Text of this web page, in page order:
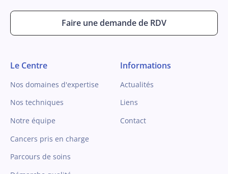
Faire une demande de RDV
Le Centre
Nos domaines d'expertise
Nos techniques
Notre équipe
Cancers pris en charge
Parcours de soins
Informations
Actualités
Liens
Contact